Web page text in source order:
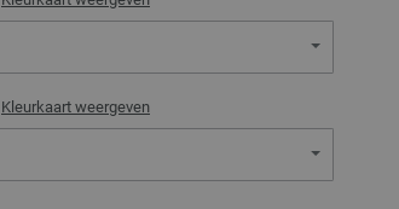
Kleurkaart weergeven